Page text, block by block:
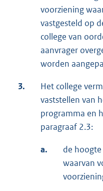
voorziening
vastgesteld op
college van
aanvrager
worden
3.
Het college
vaststellen van
programma en
paragraaf 2.3:
a.
de
waarvan